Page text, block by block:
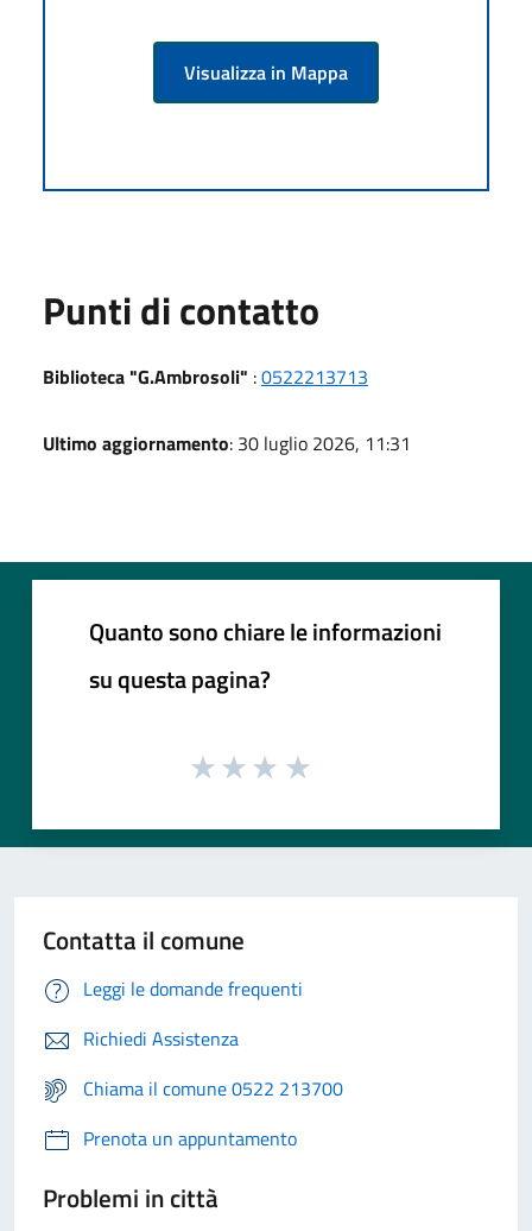
Visualizza in Mappa
Punti di contatto
Biblioteca "G.Ambrosoli" :0522213713
Ultimo aggiornamento: 30 luglio 2026, 11:31
Quanto sono chiare le informazioni
su questa pagina?
Contatta il comune
Leggi le domande frequenti
Richiedi Assistenza
Chiama il comune 0522 213700
Prenota un appuntamento
Problemi in città